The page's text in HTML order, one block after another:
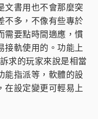
文書用也不會那麼突
不多，不像有些專於
需要點時間適應，慣
接軌使用的。功能上
求的玩家來說是相當
能指派等，軟體的設
在設定變更可輕易上